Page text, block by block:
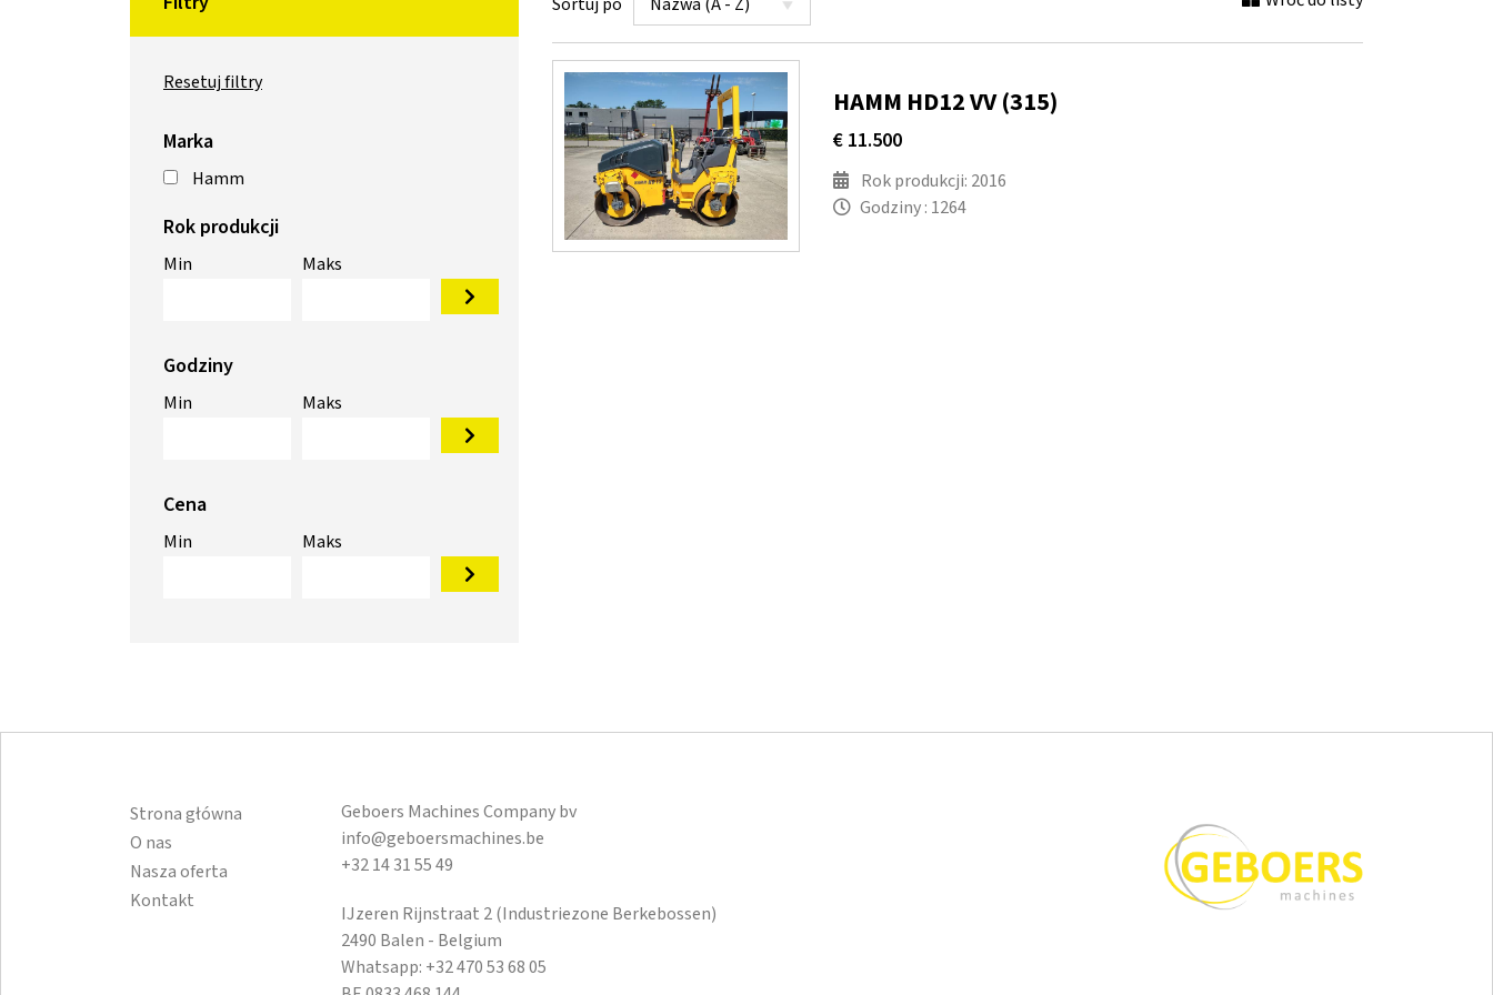
Resetuj filtry
Marka
Hamm
Rok produkcji
Min Maks
Godziny
Min Maks
Cena
Min Maks
Sortuj po
HAMM HD12 VV (315)
€ 11.500
Rok produkcji: 2016
Godziny : 1264
Strona główna
O nas
Nasza oferta
Kontakt
Geboers Machines Company bv
info@geboersmachines.be
+32 14 31 55 49
IJzeren Rijnstraat 2 (Industriezone Berkebossen)
2490 Balen - Belgium
Whatsapp: +32 470 53 68 05